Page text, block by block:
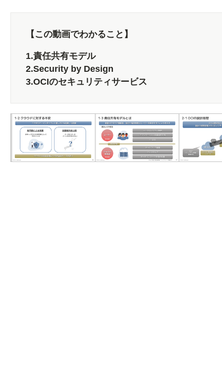
【この動画でわかること】
1.責任共有モデル
2.Security by Design
3.OCIのセキュリティサービス